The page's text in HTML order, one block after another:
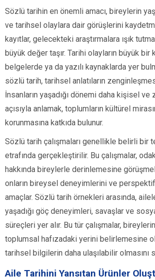
Sözlü tarihin en önemli amacı, bireylerin
ve tarihsel olaylara dair görüşlerini
kayıtlar, gelecekteki araştırmalara ışık
büyük değer taşır. Tarihi olayların büyük bir
belgelerde ya da yazılı kaynaklarda yer
sözlü tarih, tarihsel anlatıların
İnsanların yaşadığı dönemi daha kişisel ve
açısıyla anlamak, toplumların kültürel
korunmasına katkıda bulunur.
Sözlü tarih çalışmaları genellikle belirli bir
etrafında gerçekleştirilir. Bu çalışmalar,
hakkında bireylerle derinlemesine
onların bireysel deneyimlerini ve
amaçlar. Sözlü tarih örnekleri arasında,
yaşadığı göç deneyimleri, savaşlar ve
süreçleri yer alır. Bu tür çalışmalar,
toplumsal hafızadaki yerini belirlemesine
tarihsel bilgilerin daha ulaşılabilir olmasını
Aile Tarihini Yansıtan Ürünler